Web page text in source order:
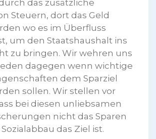
das zusätzliche
Steuern, dort das Geld
wo es im Überfluss
um den Staatshaushalt ins
zu bringen. Wir wehren uns
dagegen wenn wichtige
dem Sparziel
sollen. Wir stellen vor
bei diesen unliebsamen
nicht das Sparen
das Ziel ist.